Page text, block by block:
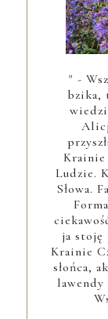
" -
bzika,
Krainie
Ludzie.
Słowa.
ja stoję
Krainie
słońca,
lawendy